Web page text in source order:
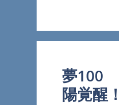
夢100
陽覚醒！